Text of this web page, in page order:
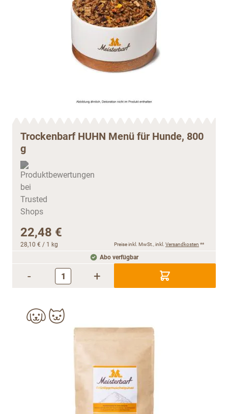
Trockenbarf HUHN Menü für Hunde, 800
g
22,48 €
28,10 € / 1 kg Preise inkl. MwSt., inkl. Versandkosten **
Abo verfügbar
- +